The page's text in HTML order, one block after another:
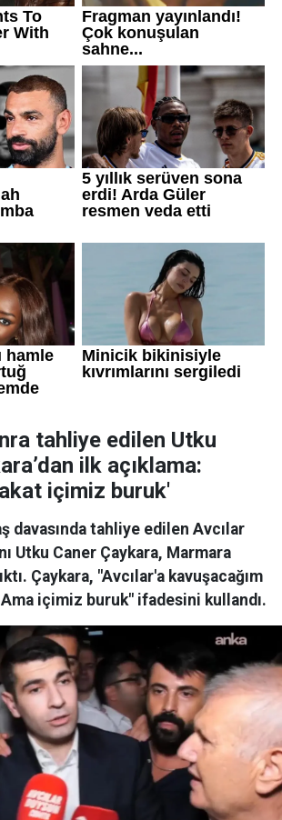
tahliye edilen Utku
ilk açıklama:
içimiz buruk'
davasında tahliye edilen Avcılar
Utku Caner Çaykara, Marmara
Çaykara, "Avcılar'a kavuşacağım
içimiz buruk" ifadesini kullandı.